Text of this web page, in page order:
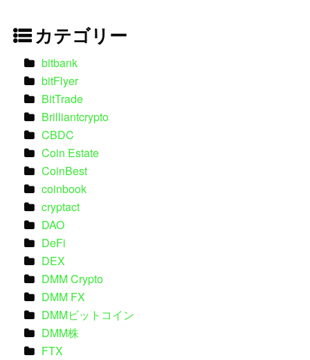
カテゴリー
bitbank
bitFlyer
BitTrade
Brilliantcrypto
CBDC
Coin Estate
CoinBest
coinbook
cryptact
DAO
DeFi
DEX
DMM Crypto
DMM FX
DMMビットコイン
DMM株
FTX